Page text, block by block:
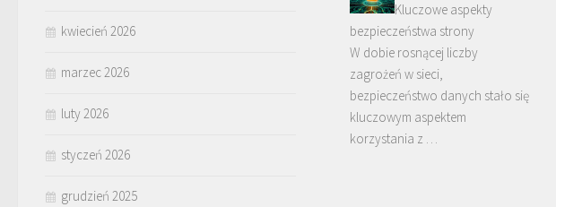
kwiecień 2026
marzec 2026
luty 2026
styczeń 2026
grudzień 2025
Kluczowe aspekty
bezpieczeństwa strony
W dobie rosnącej liczby
zagrożeń w sieci,
bezpieczeństwo danych stało się
kluczowym aspektem
korzystania z …